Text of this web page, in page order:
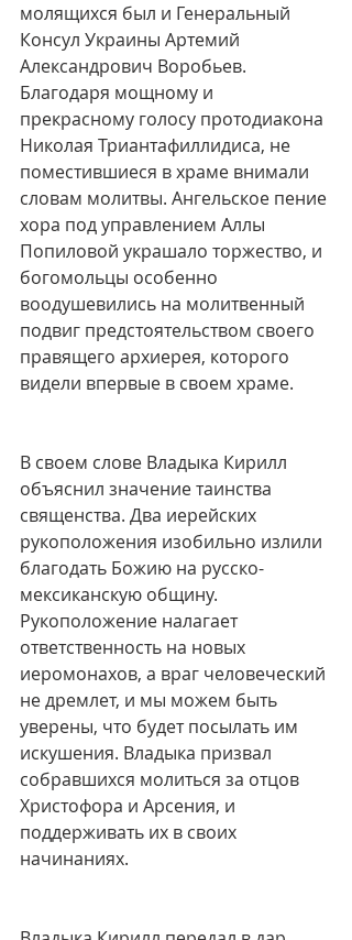
молящихся был и Генеральный
Консул Украины Артемий
Александрович Воробьев.
Благодаря мощному и
прекрасному голосу протодиакона
Николая Триантафиллидиса, не
поместившиеся в храме внимали
словам молитвы. Ангельское пение
хора под управлением Аллы
Попиловой украшало торжество, и
богомольцы особенно
воодушевились на молитвенный
подвиг предстоятельством своего
правящего архиерея, которого
видели впервые в своем храме.
В своем слове Владыка Кирилл
объяснил значение таинства
священства. Два иерейских
рукоположения изобильно излили
благодать Божию на русско-
мексиканскую общину.
Рукоположение налагает
ответственность на новых
иеромонахов, а враг человеческий
не дремлет, и мы можем быть
уверены, что будет посылать им
искушения. Владыка призвал
собравшихся молиться за отцов
Христофора и Арсения, и
поддерживать их в своих
начинаниях.